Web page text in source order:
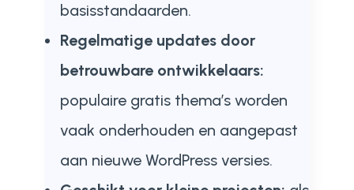
basisstandaarden.
Regelmatige updates door
betrouwbare ontwikkelaars:
populaire gratis thema’s worden
vaak onderhouden en aangepast
aan nieuwe WordPress versies.